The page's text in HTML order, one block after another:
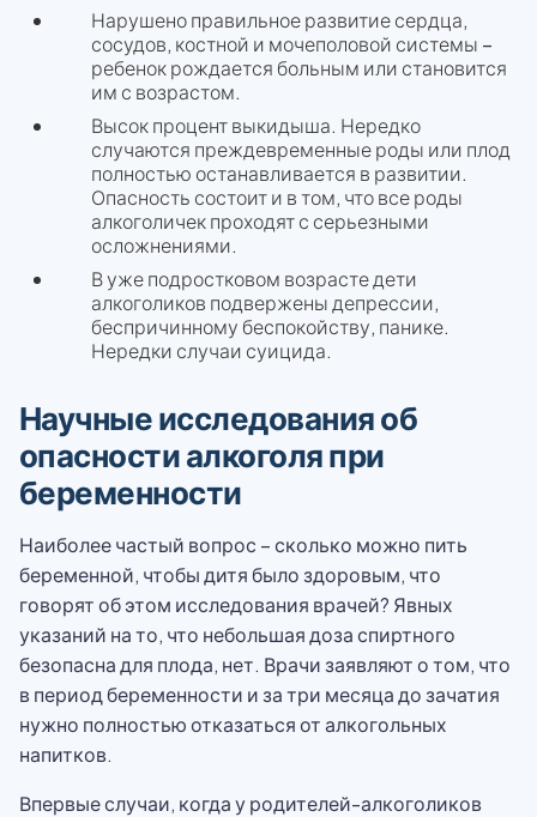
Нарушено правильное развитие сердца,
сосудов, костной и мочеполовой системы –
ребенок рождается больным или становится
им с возрастом.
Высок процент выкидыша. Нередко
случаются преждевременные роды или плод
полностью останавливается в развитии.
Опасность состоит и в том, что все роды
алкоголичек проходят с серьезными
осложнениями.
В уже подростковом возрасте дети
алкоголиков подвержены депрессии,
беспричинному беспокойству, панике.
Нередки случаи суицида.
Научные исследования об
опасности алкоголя при
беременности
Наиболее частый вопрос – сколько можно пить
беременной, чтобы дитя было здоровым, что
говорят об этом исследования врачей? Явных
указаний на то, что небольшая доза спиртного
безопасна для плода, нет. Врачи заявляют о том, что
в период беременности и за три месяца до зачатия
нужно полностью отказаться от алкогольных
напитков.
Впервые случаи, когда у родителей-алкоголиков